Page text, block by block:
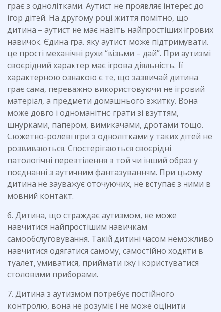
грає з однолітками. Аутист не проявляє інтерес до
ігор дітей. На другому році життя помітно, що
дитина – аутист не має навіть найпростіших ігрових
навичок. Єдина гра, яку аутист може підтримувати,
це прості механічні рухи “візьми – дай”. При аутизмі
своєрідний характер має ігрова діяльність. Її
характерною ознакою є те, що зазвичай дитина
грає сама, переважно використовуючи не ігровий
матеріал, а предмети домашнього вжитку. Вона
може довго і одноманітно грати зі взуттям,
шнурками, папером, вимикачами, дротами тощо.
Сюжетно-ролеві ігри з однолітками у таких дітей не
розвиваються. Спостерігаються своєрідні
патологічні перевтілення в той чи інший образ у
поєднанні з аутичним фантазуванням. При цьому
дитина не зауважує оточуючих, не вступає з ними в
мовний контакт.
6. Дитина, що страждає аутизмом, не може
навчитися найпростішим навичкам
самообслуговування. Такій дитині часом неможливо
навчитися одягатися самому, самостійно ходити в
туалет, умиватися, приймати їжу і користуватися
столовими приборами.
7. Дитина з аутизмом потребує постійного
контролю, вона не розуміє і не може оцінити